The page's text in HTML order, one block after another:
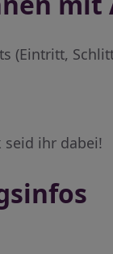
(Eintritt,
seid ihr dabei!